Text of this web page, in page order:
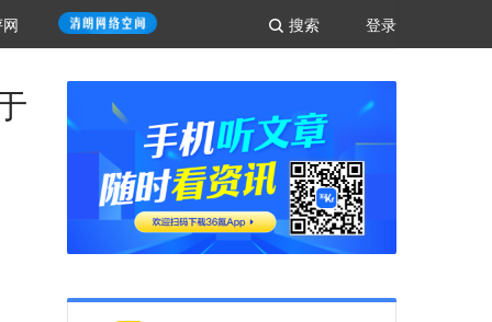
登录
搜索